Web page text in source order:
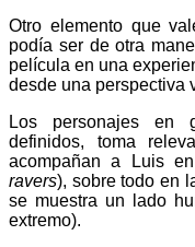
Otro elemento que
podía ser de otra
película en una
desde una perspectiva
Los personajes en
definidos, toma
acompañan a Luis
ravers), sobre todo en
se muestra un lado
extremo).